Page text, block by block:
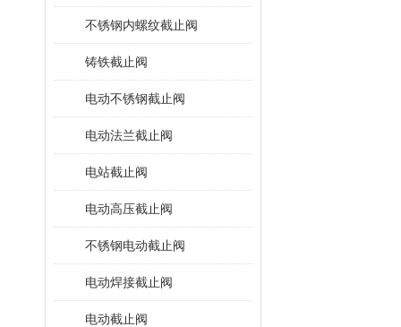
不锈钢内螺纹截止阀
铸铁截止阀
电动不锈钢截止阀
电动法兰截止阀
电站截止阀
电动高压截止阀
不锈钢电动截止阀
电动焊接截止阀
电动截止阀